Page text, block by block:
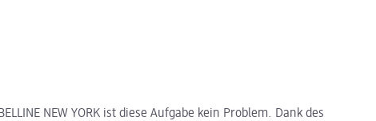
NEW YORK ist diese Aufgabe kein Problem. Dank des